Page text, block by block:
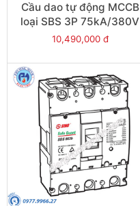
Cầu dao tự động MCCB
loại SBS 3P 75kA/380V
630A - Model
10,490,000 đ